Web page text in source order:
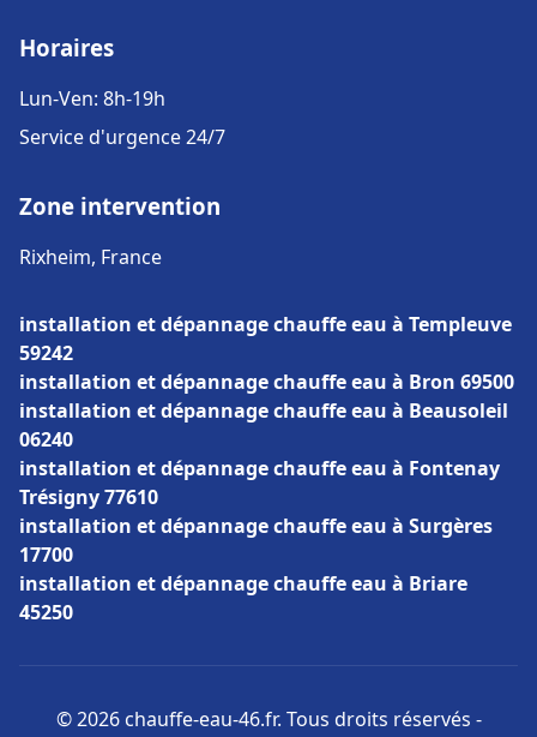
Horaires
Lun-Ven: 8h-19h
Service d'urgence 24/7
Zone intervention
Rixheim, France
installation et dépannage chauffe eau à Templeuve
59242
installation et dépannage chauffe eau à Bron 69500
installation et dépannage chauffe eau à Beausoleil
06240
installation et dépannage chauffe eau à Fontenay
Trésigny 77610
installation et dépannage chauffe eau à Surgères
17700
installation et dépannage chauffe eau à Briare
45250
© 2026 chauffe-eau-46.fr. Tous droits réservés -